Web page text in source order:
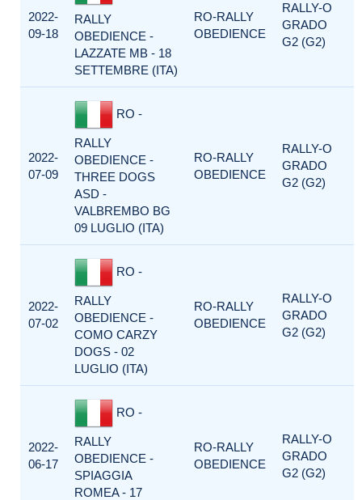
2022-
09-18
RALLY
OBEDIENCE -
LAZZATE MB - 18
SETTEMBRE (ITA)
RO-RALLY
OBEDIENCE
RALLY-O
GRADO
G2 (G2)
2022-
07-09
RO -
RALLY
OBEDIENCE -
THREE DOGS
ASD -
VALBREMBO BG
09 LUGLIO (ITA)
RO-RALLY
OBEDIENCE
RALLY-O
GRADO
G2 (G2)
2022-
07-02
RO -
RALLY
OBEDIENCE -
COMO CARZY
DOGS - 02
LUGLIO (ITA)
RO-RALLY
OBEDIENCE
RALLY-O
GRADO
G2 (G2)
2022-
06-17
RO -
RALLY
OBEDIENCE -
SPIAGGIA
ROMEA - 17
RO-RALLY
OBEDIENCE
RALLY-O
GRADO
G2 (G2)